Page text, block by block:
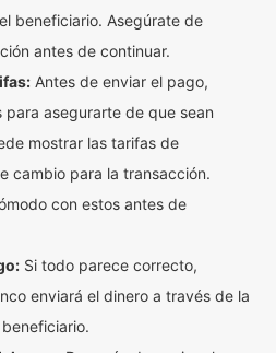
beneficiario. Asegúrate de
antes de continuar.
Antes de enviar el pago,
para asegurarte de que sean
mostrar las tarifas de
cambio para la transacción.
con estos antes de
Si todo parece correcto,
enviará el dinero a través de la